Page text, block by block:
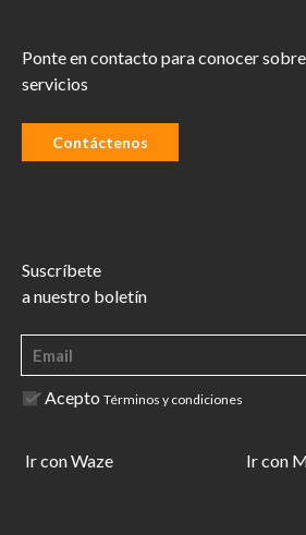
Ponte en contacto para conocer
servicios
Contáctenos
Suscríbete
a nuestro boletín
Acepto Términos y condiciones
Ir con Waze Ir con